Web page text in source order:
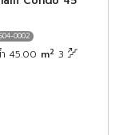
0002
45.00 m2 3